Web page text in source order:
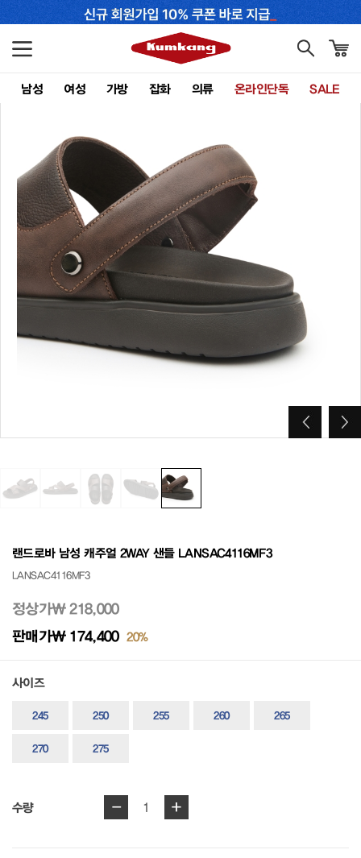
남성 여성 가방 잡화 의류 온라인단독 SALE
랜드로바 남성 캐주얼 2WAY 샌들 LANSAC4116MF3
LANSAC4116MF3
정상가₩ 218,000
판매가₩ 174,400 20%
사이즈
245 250 255 260 265
270 275
수량 - 1 +